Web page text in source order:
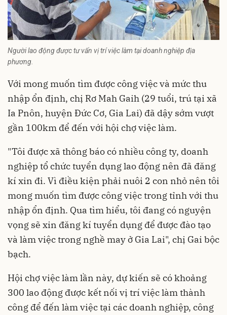
Người lao động được tư vấn vị trí việc làm tại doanh nghiệp địa
phương.
Với mong muốn tìm được công việc và mức thu
nhập ổn định, chị Rơ Mah Gaih (29 tuổi, trú tại xã
Ia Pnôn, huyện Đức Cơ, Gia Lai) đã dậy sớm vượt
gần 100km để đến với hội chợ việc làm.
"Tôi được xã thông báo có nhiều công ty, doanh
nghiệp tổ chức tuyển dụng lao động nên đã đăng
kí xin đi. Vì điều kiện phải nuôi 2 con nhỏ nên tôi
mong muốn tìm được công việc trong tỉnh với thu
nhập ổn định. Qua tìm hiểu, tôi đang có nguyện
vọng sẽ xin đăng kí tuyển dụng để được đào tạo
và làm việc trong nghề may ở Gia Lai", chị Gai bộc
bạch.
Hội chợ việc làm lần này, dự kiến sẽ có khoảng
300 lao động được kết nối vị trí việc làm thành
công để đến làm việc tại các doanh nghiệp, công